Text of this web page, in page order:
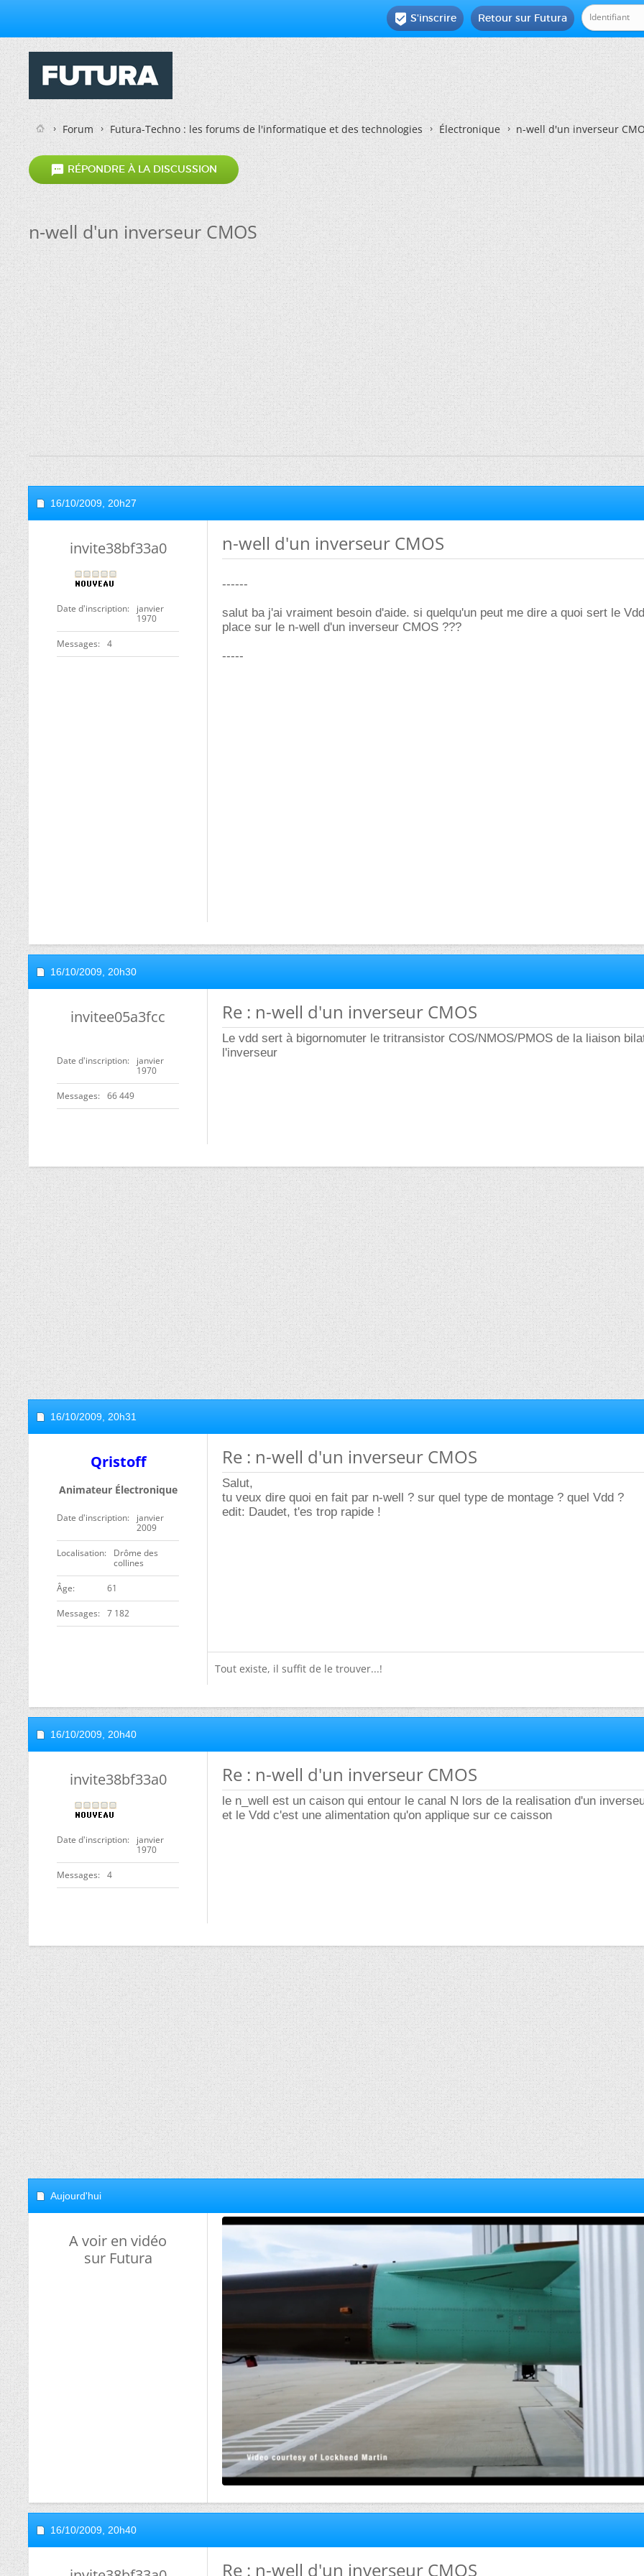
Retour sur Futura
 S'inscrire
Forum Futura-Techno : les forums de l'informatique et des technologies Électronique n-well d'un inverseur
 RÉPONDRE À LA DISCUSSION
n-well d'un inverseur CMOS
16/10/2009, 20h27
invite38bf33a0
Date d'inscription
janvier
1970
Messages 4
n-well d'un inverseur CMOS
------
salut ba j'ai vraiment besoin d'aide. si quelqu'un peut me dire a quoi sert le
place sur le n-well d'un inverseur CMOS ???
-----
16/10/2009, 20h30
invitee05a3fcc
Date d'inscription
janvier
1970
Messages 66 449
Re : n-well d'un inverseur CMOS
Le vdd sert à bigornomuter le tritransistor COS/NMOS/PMOS de la liaison
l'inverseur
16/10/2009, 20h31
Qristoff
Animateur Électronique
Date d'inscription
janvier
2009
Localisation
Drôme des
collines
ge 61
Messages 7 182
Re : n-well d'un inverseur CMOS
Salut,
tu veux dire quoi en fait par n-well ? sur quel type de montage ? quel Vdd ?
edit: Daudet, t'es trop rapide !
Tout existe, il suffit de le trouver...!
16/10/2009, 20h40
invite38bf33a0
Date d'inscription
janvier
1970
Messages 4
Re : n-well d'un inverseur CMOS
le n_well est un caison qui entour le canal N lors de la realisation d'un
et le Vdd c'est une alimentation qu'on applique sur ce caisson
Aujourd'hui
A voir en vidéo
sur Futura
16/10/2009, 20h40
Re : n-well d'un inverseur CMOS